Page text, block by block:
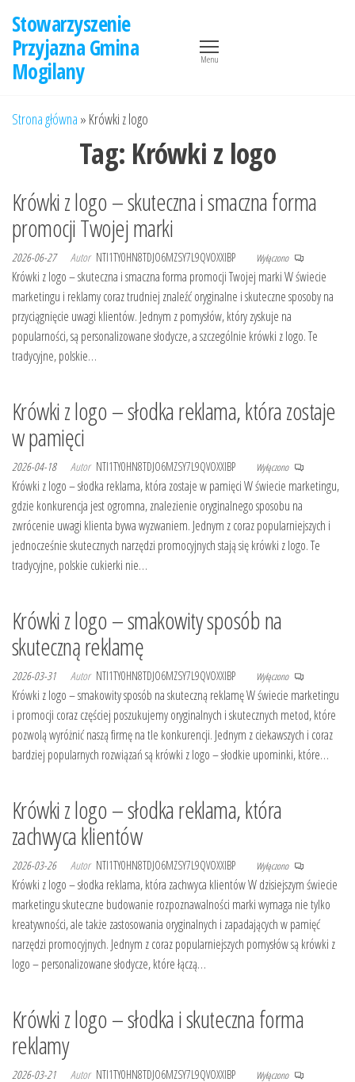
treści
Stowarzyszenie
Przyjazna Gmina
Mogilany
Menu
Strona główna » Krówki z logo
Tag: Krówki z logo
Krówki z logo – skuteczna i smaczna forma
promocji Twojej marki
2026-06-27 Autor NTI1TY0HN8TDJO6MZSY7L9QVOXXIBP Wyłączono
Krówki z logo – skuteczna i smaczna forma promocji Twojej marki W świecie
marketingu i reklamy coraz trudniej znaleźć oryginalne i skuteczne sposoby na
przyciągnięcie uwagi klientów. Jednym z pomysłów, który zyskuje na
popularności, są personalizowane słodycze, a szczególnie krówki z logo. Te
tradycyjne, polskie…
Krówki z logo – słodka reklama, która zostaje
w pamięci
2026-04-18 Autor NTI1TY0HN8TDJO6MZSY7L9QVOXXIBP Wyłączono
Krówki z logo – słodka reklama, która zostaje w pamięci W świecie marketingu,
gdzie konkurencja jest ogromna, znalezienie oryginalnego sposobu na
zwrócenie uwagi klienta bywa wyzwaniem. Jednym z coraz popularniejszych i
jednocześnie skutecznych narzędzi promocyjnych stają się krówki z logo. Te
tradycyjne, polskie cukierki nie…
Krówki z logo – smakowity sposób na
skuteczną reklamę
2026-03-31 Autor NTI1TY0HN8TDJO6MZSY7L9QVOXXIBP Wyłączono
Krówki z logo – smakowity sposób na skuteczną reklamę W świecie marketingu
i promocji coraz częściej poszukujemy oryginalnych i skutecznych metod, które
pozwolą wyróżnić naszą firmę na tle konkurencji. Jednym z ciekawszych i coraz
bardziej popularnych rozwiązań są krówki z logo – słodkie upominki, które…
Krówki z logo – słodka reklama, która
zachwyca klientów
2026-03-26 Autor NTI1TY0HN8TDJO6MZSY7L9QVOXXIBP Wyłączono
Krówki z logo – słodka reklama, która zachwyca klientów W dzisiejszym świecie
marketingu skuteczne budowanie rozpoznawalności marki wymaga nie tylko
kreatywności, ale także zastosowania oryginalnych i zapadających w pamięć
narzędzi promocyjnych. Jednym z coraz popularniejszych pomysłów są krówki z
logo – personalizowane słodycze, które łączą…
Krówki z logo – słodka i skuteczna forma
reklamy
2026-03-21 Autor NTI1TY0HN8TDJO6MZSY7L9QVOXXIBP Wyłączono